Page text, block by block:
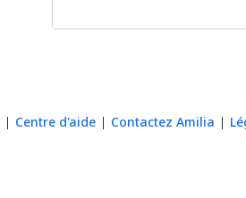
Centre d'aide Contactez Amilia